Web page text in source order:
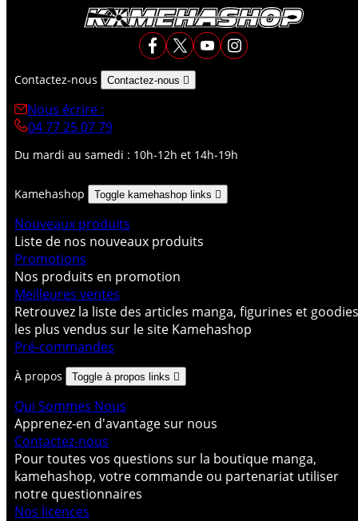
Contactez-nous Contactez-nous 
Nous écrire :
04 77 25 07 79
Du mardi au samedi : 10h-12h et 14h-19h
Kamehashop Toggle kamehashop links 
Nouveaux produits
Liste de nos nouveaux produits
Promotions
Nos produits en promotion
Meilleures ventes
Retrouvez la liste des articles manga, figurines et goodies
les plus vendus sur le site Kamehashop
Pré-commandes
À propos Toggle à propos links 
Qui Sommes Nous
Apprenez-en d'avantage sur nous
Contactez-nous
Pour toutes vos questions sur la boutique manga,
kamehashop, votre commande ou partenariat utiliser
notre questionnaires
Nos licences